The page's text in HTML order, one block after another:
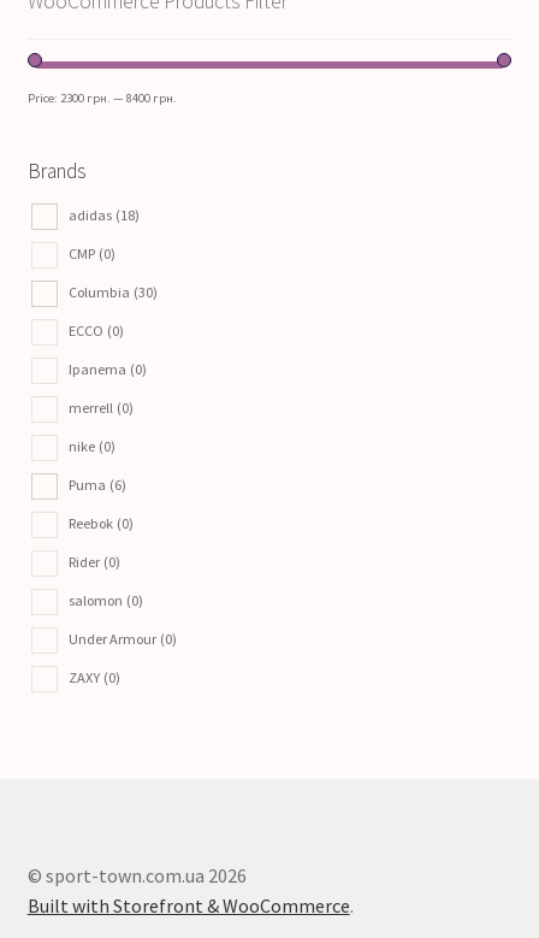
Price: 2300 грн. — 8400 грн.
Brands
adidas (18)
CMP (0)
Columbia (30)
ECCO (0)
Ipanema (0)
merrell (0)
nike (0)
Puma (6)
Reebok (0)
Rider (0)
salomon (0)
Under Armour (0)
ZAXY (0)
© sport-town.com.ua 2026
Built with Storefront & WooCommerce.